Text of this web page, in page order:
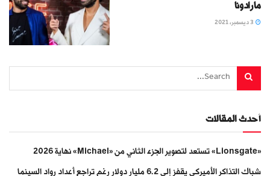
مارادونا
أحدث المقالات
«Lionsgate» تستعد لتصوير الجزء الثاني من «Michael» نهاية 2026
شباك التذاكر الأميركي يقفز إلى 6.2 مليار دولار رغم تراجع أعداد رواد السينما